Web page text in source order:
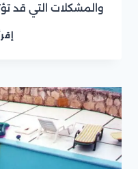
والمشكلات التي قد